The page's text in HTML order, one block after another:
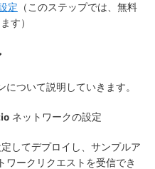
定 （このステップでは、無料
す）
ついて説明していきます。
ネットワークの設定
してデプロイし、サンプルア
ワークリクエストを受信でき